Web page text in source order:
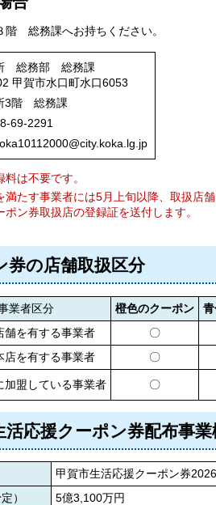
階 総務課へお持ちください。
総務部 総務課
甲賀市水口町水口6053
3階 総務課
69-2291
は不要です。
たす事業者には5月上旬以降、取扱店
ポン券取扱店の登録証を送付します。
券の店舗取扱区分
業者区分 橙色のクーポン
舗を有する事業者
〇
店を有する事業者
〇
加盟している事業者 〇
活応援クーポン券配布事業
甲賀市生活応援クーポン券2026
）
5億3,100万円